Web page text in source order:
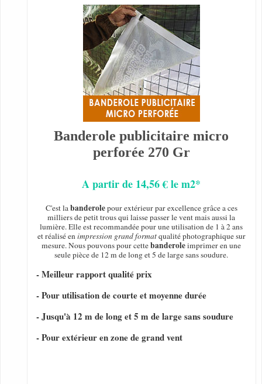
Banderole publicitaire micro
perforée 270 Gr
A partir de 14,56 € le m2*
C'est labanderolepour extérieur par excellence grâce a ces
milliers de petit trous qui laisse passer le vent mais aussi la
lumière. Elle est recommandée pour une utilisation de 1 à 2 ans
et réalisé enimpression grand formatqualité photographique sur
mesure. Nous pouvons pour cettebanderoleimprimer en une
seule pièce de 12 m de long et 5 de large sans soudure.
- Meilleur rapport qualité prix
- Pour utilisation de courte et moyenne durée
- Jusqu'à 12 m de long et 5 m de large sans soudure
- Pour extérieur en zone de grand vent